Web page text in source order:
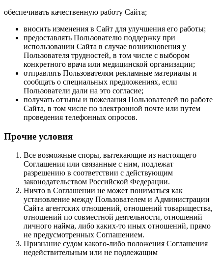
обеспечивать качественную работу Сайта;
вносить изменения в Сайт для улучшения его работы;
предоставлять Пользователю поддержку при
использовании Сайта в случае возникновения у
Пользователя трудностей, в том числе с выбором
конкретного врача или медицинской организации;
отправлять Пользователям рекламные материалы и
сообщать о специальных предложениях, если
Пользователи дали на это согласие;
получать отзывы и пожелания Пользователей по работе
Сайта, в том числе по электронной почте или путем
проведения телефонных опросов.
Прочие условия
Все возможные споры, вытекающие из настоящего
Соглашения или связанные с ним, подлежат
разрешению в соответствии с действующим
законодательством Российской Федерации.
Ничто в Соглашении не может пониматься как
установление между Пользователем и Администрации
Сайта агентских отношений, отношений товарищества,
отношений по совместной деятельности, отношений
личного найма, либо каких-то иных отношений, прямо
не предусмотренных Соглашением.
Признание судом какого-либо положения Соглашения
недействительным или не подлежащим